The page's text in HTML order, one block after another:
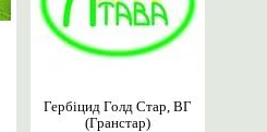
Гербіцид Голд Стар, ВГ
(Гранстар)